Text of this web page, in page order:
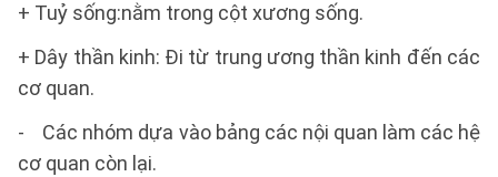
+ Tuỷ sống:nằm trong cột xương sống.
+ Dây thần kinh: Đi từ trung ương thần kinh đến các
cơ quan.
- Các nhóm dựa vào bảng các nội quan làm các hệ
cơ quan còn lại.